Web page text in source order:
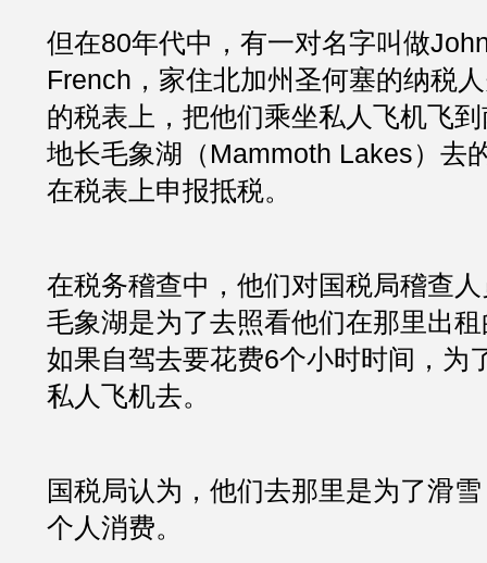
但在80年代中，有一对名字叫做
French，家住北加州圣何塞的纳税
的税表上，把他们乘坐私人飞机飞
地长毛象湖（Mammoth Lakes）去
在税表上申报抵税。
在税务稽查中，他们对国税局稽查
毛象湖是为了去照看他们在那里出
如果自驾去要花费6个小时时间，为
私人飞机去。
国税局认为，他们去那里是为了滑
个人消费。